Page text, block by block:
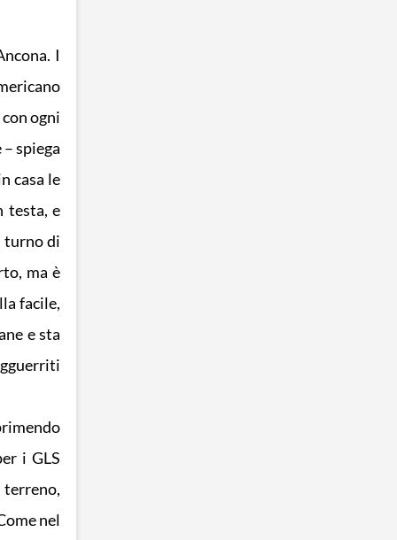
I
ogni
spiega
casa le
testa, e
turno di
ma è
facile,
e sta
i GLS
nel